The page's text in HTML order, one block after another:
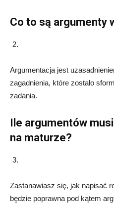
Co to są argumenty
Argumentacja jest
zagadnienia, które zostało
zadania.
Ile argumentów
na maturze?
Zastanawiasz się, jak napisać
będzie poprawna pod kątem